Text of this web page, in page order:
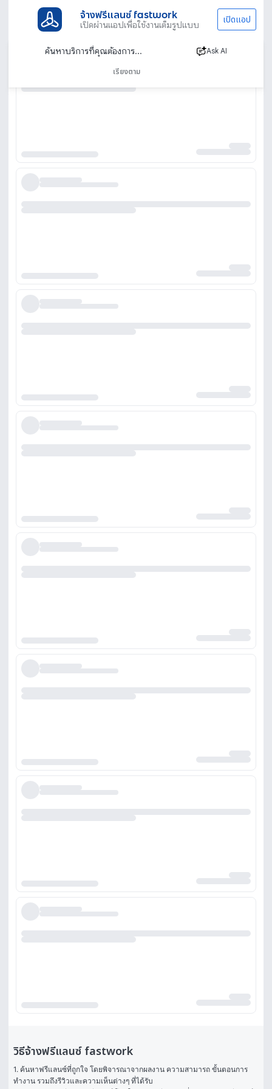
จ้างฟรีแลนซ์ fastwork
เปิดผ่านแอปเพื่อใช้งานเต็มรูปแบบ เปิดแอป
Ask AI
เรียงตาม
วิธีจ้างฟรีแลนซ์ fastwork
1. ค้นหาฟรีแลนซ์ที่ถูกใจ โดยพิจารณาจากผลงาน ความสามารถ ขั้นตอนการ
ทำงาน รวมถึงรีวิวและความเห็นต่างๆ ที่ได้รับ